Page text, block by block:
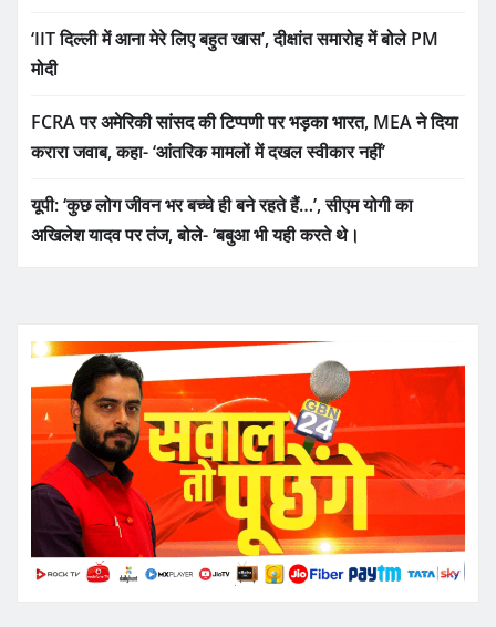
‘IIT दिल्ली में आना मेरे लिए बहुत खास’, दीक्षांत समारोह में बोले PM
मोदी
FCRA पर अमेरिकी सांसद की टिप्पणी पर भड़का भारत, MEA ने दिया
करारा जवाब, कहा- ‘आंतरिक मामलों में दखल स्वीकार नहीं’
यूपी: ‘कुछ लोग जीवन भर बच्चे ही बने रहते हैं…’, सीएम योगी का
अखिलेश यादव पर तंज, बोले- ‘बबुआ भी यही करते थे।